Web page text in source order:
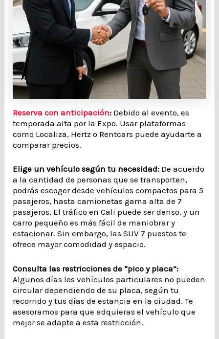
Reserva con anticipación: Debido al evento, es
temporada alta por la Expo. Usar plataformas
como Localiza, Hertz o Rentcars puede ayudarte a
comparar precios.
Elige un vehículo según tu necesidad: De acuerdo
a la cantidad de personas que se transporten,
podrás escoger desde vehículos compactos para 5
pasajeros, hasta camionetas gama alta de 7
pasajeros. El tráfico en Cali puede ser denso, y un
carro pequeño es más fácil de maniobrar y
estacionar. Sin embargo, las SUV 7 puestos te
ofrece mayor comodidad y espacio.
Consulta las restricciones de “pico y placa”:
Algunos días los vehículos particulares no pueden
circular dependiendo de su placa, según tu
recorrido y tus días de estancia en la ciudad. Te
asesoramos para que adquieras el vehículo que
mejor se adapte a esta restricción.